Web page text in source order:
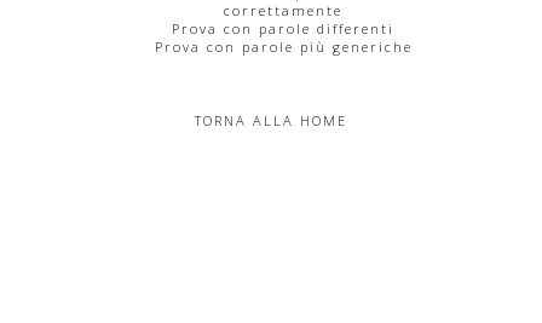
correttamente
Prova con parole differenti
Prova con parole più generiche
TORNA ALLA HOME